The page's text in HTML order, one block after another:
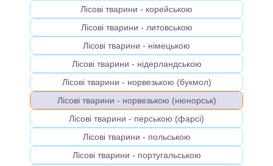
Лісові тварини - корейською
Лісові тварини - литовською
Лісові тварини - німецькою
Лісові тварини - нідерландською
Лісові тварини - норвезькою (букмол)
Лісові тварини - норвезькою (нюнорськ)
Лісові тварини - перською (фарсі)
Лісові тварини - польською
Лісові тварини - португальською